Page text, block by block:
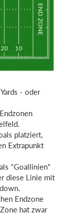
- oder
platziert,
Extrapunkt
"Goallinien"
diese Linie mit
Endzone
hat zwar